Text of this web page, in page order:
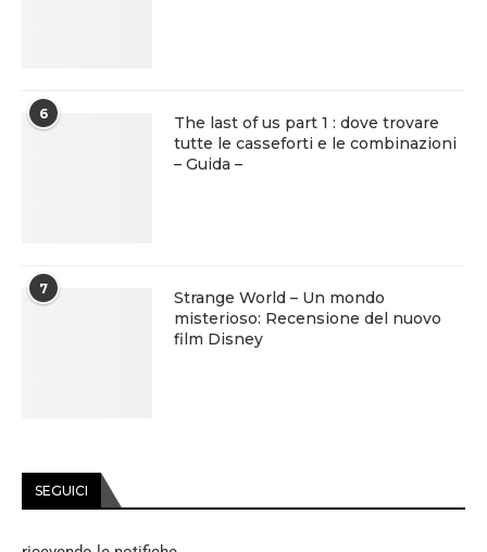
6
The last of us part 1 : dove trovare
tutte le casseforti e le combinazioni
– Guida –
7
Strange World – Un mondo
misterioso: Recensione del nuovo
film Disney
SEGUICI